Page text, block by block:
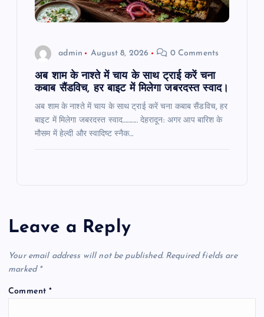
admin August 8, 2026 0 Comments
अब शाम के नाश्ते में चाय के साथ ट्राई करें चना
कबाब सैंडविच, हर बाइट में मिलेगा जबरदस्त स्वाद।
अब शाम के नाश्ते में चाय के साथ ट्राई करें चना कबाब सैंडविच, हर
बाइट में मिलेगा जबरदस्त स्वाद……….. देहरादून: अगर आप बारिश के
मौसम में हेल्दी और स्वादिष्ट स्नैक…
Leave a Reply
Your email address will not be published. Required fields are
marked *
Comment*